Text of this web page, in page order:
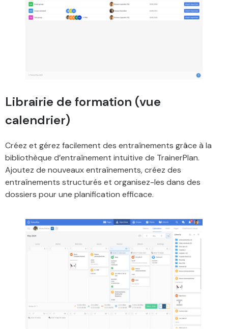
Librairie de formation (vue
calendrier)
Créez et gérez facilement des entraînements grâce à la
bibliothèque d’entraînement intuitive de TrainerPlan.
Ajoutez de nouveaux entraînements, créez des
entraînements structurés et organisez-les dans des
dossiers pour une planification efficace.